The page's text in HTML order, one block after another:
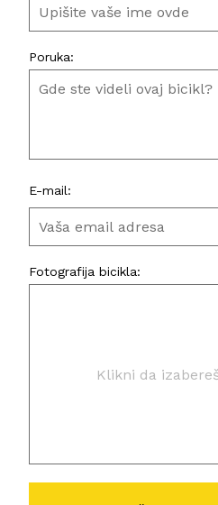
Poruka:
E-mail:
Fotografija bicikla:
Klikni da